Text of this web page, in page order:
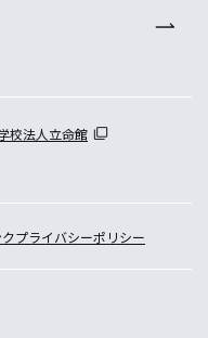
校法人立命館
プライバシーポリシー